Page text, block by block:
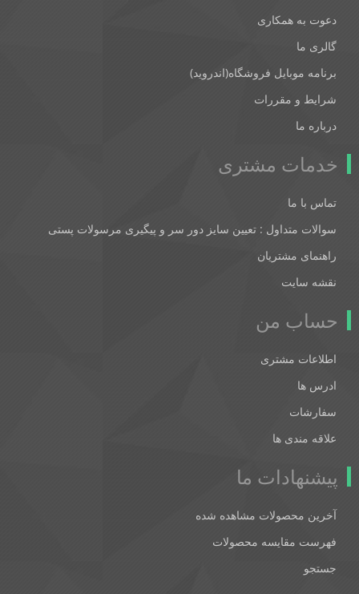
دعوت به همکاری
گالری ما
برنامه موبایل فروشگاه(اندروید)
شرایط و مقررات
درباره ما
خدمات مشتری
تماس با ما
سوالات متداول : تعیین سایز دور سر و پیگیری مرسولات پستی
راهنمای مشتریان
نقشه سایت
حساب من
اطلاعات مشتری
ادرس ها
سفارشات
علاقه مندی ها
پیشنهادات ما
آخرین محصولات مشاهده شده
فهرست مقایسه محصولات
جستجو